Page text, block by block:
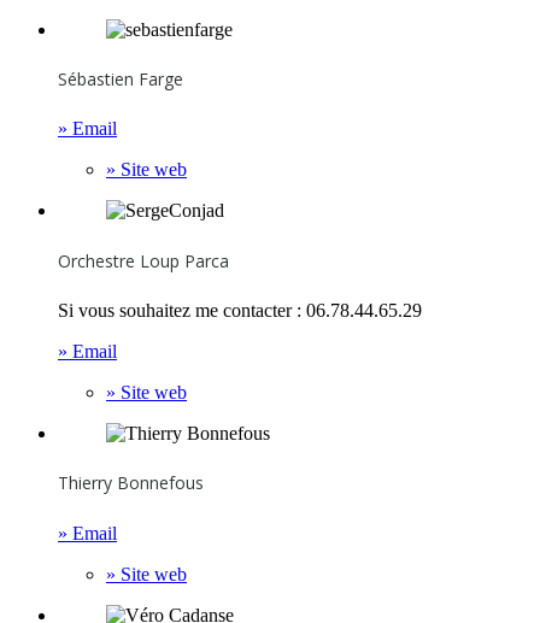
Sébastien Farge
» Email
» Site web
Orchestre Loup Parca
Si vous souhaitez me contacter : 06.78.44.65.29
» Email
» Site web
Thierry Bonnefous
» Email
» Site web